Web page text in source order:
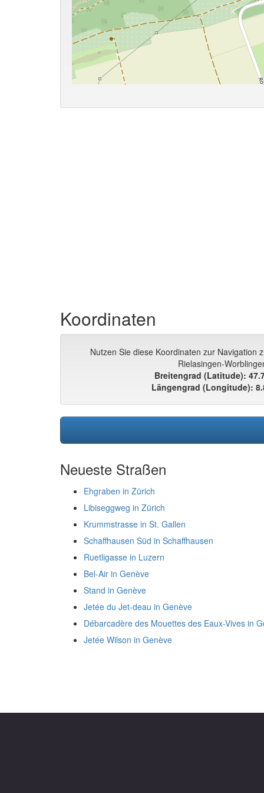
Koordinaten
Nutzen Sie diese Koordinaten zur Navigation
Rielasingen-
Breitengrad (Latitude):
Längengrad (Longitude):
Neueste Straßen
Ehgraben in Zürich
Libiseggweg in Zürich
Krummstrasse in St. Gallen
Schaffhausen Süd in Schaffhausen
Ruetligasse in Luzern
Bel-Air in Genève
Stand in Genève
Jetée du Jet-deau in Genève
Débarcadère des Mouettes des Eaux-Vives in
Jetée Wilson in Genève